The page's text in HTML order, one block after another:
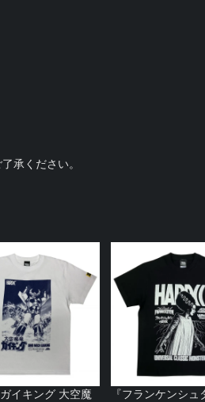
承ください。
イキング 大空魔
『フランケンシュ